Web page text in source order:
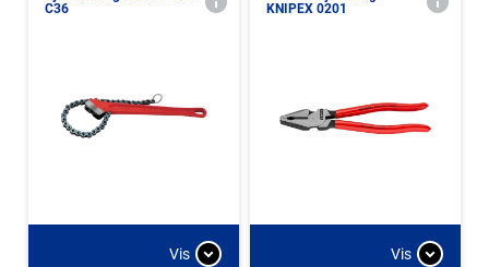
C36
Vis
KNIPEX 0201
Vis